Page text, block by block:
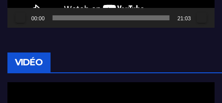
00:00 21:03
VIDÉO